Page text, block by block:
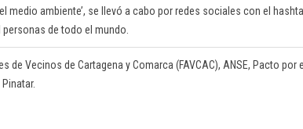
ambiente’, se llevó a cabo por redes sociales con el
de todo el mundo.
Vecinos de Cartagena y Comarca (FAVCAC), ANSE, Pacto por